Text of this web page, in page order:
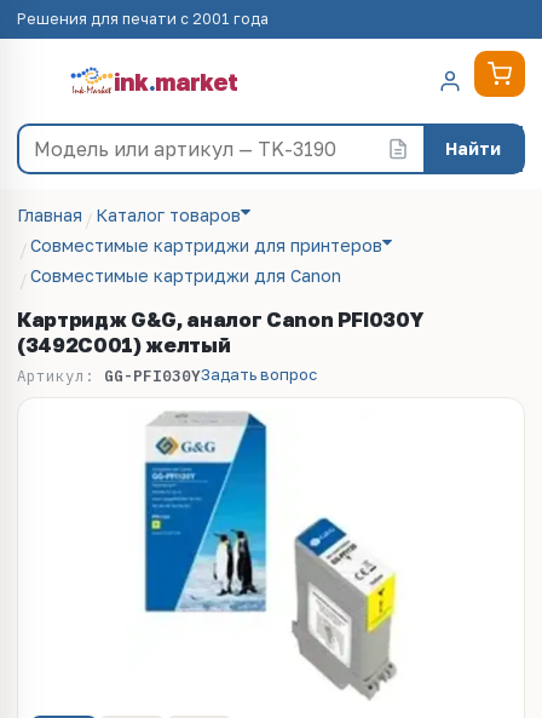
Решения для печати с 2001 года
ink.market
Найти
Главная
Каталог товаров
Совместимые картриджи для принтеров
Совместимые картриджи для Canon
Картридж G&G, аналог Canon PFI030Y
(3492C001) желтый
Артикул: GG-PFI030YЗадать вопрос